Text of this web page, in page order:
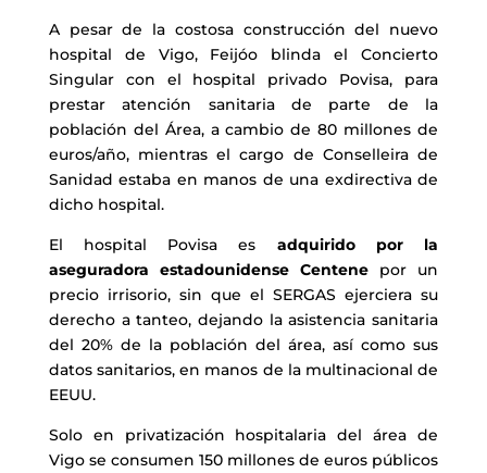
A pesar de la costosa construcción del nuevo
hospital de Vigo, Feijóo blinda el Concierto
Singular con el hospital privado Povisa, para
prestar atención sanitaria de parte de la
población del Área, a cambio de 80 millones de
euros/año, mientras el cargo de Conselleira de
Sanidad estaba en manos de una exdirectiva de
dicho hospital.
El hospital Povisa es adquirido por la
aseguradora estadounidense Centene por un
precio irrisorio, sin que el SERGAS ejerciera su
derecho a tanteo, dejando la asistencia sanitaria
del 20% de la población del área, así como sus
datos sanitarios, en manos de la multinacional de
EEUU.
Solo en privatización hospitalaria del área de
Vigo se consumen 150 millones de euros públicos